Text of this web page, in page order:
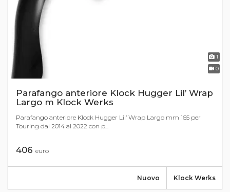
1
0
Parafango anteriore Klock Hugger Lil’ Wrap
Largo m Klock Werks
Parafango anteriore Klock Hugger Lil’ Wrap Largo mm 165 per
Touring dal 2014 al 2022 con p...
406 euro
Klock Werks
Nuovo